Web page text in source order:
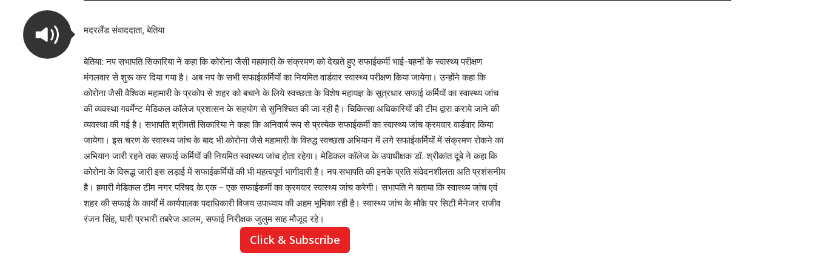
मदरलैंड संवाददाता, बेतिया
बेतिया: नप सभापति सिकारिया ने कहा कि कोरोना जैसी महामारी के संक्रमण को देखते हुए सफाईकर्मी भाई-बहनों के स्वास्थ्य परीक्षण
मंगलवार से शुरू कर दिया गया है। अब नप के सभी सफाईकर्मियों का नियमित वार्डवार स्वास्थ्य परीक्षण किया जायेगा। उन्होंने कहा कि
कोरोना जैसी वैश्विक महामारी के प्रकोप से शहर को बचाने के लिये स्वच्छता के विशेष महायज्ञ के सूत्रधार सफाई कर्मियों का स्वास्थ्य जांच
की व्यवस्था गवर्मेन्ट मेडिकल कॉलेज प्रशासन के सहयोग से सुनिश्चित की जा रही है। चिकित्सा अधिकारियों की टीम द्वारा कराये जाने की
व्यवस्था की गई है। सभापति श्रीमती सिकारिया ने कहा कि अनिवार्य रूप से प्रत्येक सफाईकर्मी का स्वास्थ्य जांच क्रमवार वार्डवार किया
जायेगा। इस चरण के स्वास्थ्य जांच के बाद भी कोरोना जैसे महामारी के विरुद्ध स्वच्छता अभियान में लगे सफाईकर्मियों में संक्रमण रोकने का
अभियान जारी रहने तक सफाई कर्मियों की नियमित स्वास्थ्य जांच होता रहेगा। मेडिकल कॉलेज के उपाधीक्षक डॉ. श्रीकांत दूबे ने कहा कि
कोरोना के विरूद्ध जारी इस लड़ाई में सफाईकर्मियों की भी महत्वपूर्ण भागीदारी है। नप सभापति की इनके प्रति संवेदनशीलता अति प्रशंसनीय
है। हमारी मेडिकल टीम नगर परिषद के एक – एक सफाईकर्मी का क्रमवार स्वास्थ्य जांच करेगी। सभापति ने बताया कि स्वास्थ्य जांच एवं
शहर की सफाई के कार्यों में कार्यपालक पदाधिकारी विजय उपाध्याय की अहम भूमिका रही है। स्वास्थ्य जांच के मौके पर सिटी मैनेजर राजीव
रंजन सिंह, घारी प्रभारी तबरेज आलम, सफाई निरीक्षक जुलुम साह मौजूद रहे।
Click & Subscribe